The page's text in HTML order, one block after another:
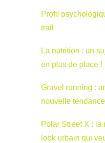
Profil
trail
La nutrition : un
en plus de place !
Gravel running :
nouvelle
Polar Street X : la
look urbain qui